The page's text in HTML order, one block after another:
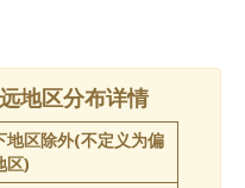
地区分布详情
地区除外(不定义为偏
区)